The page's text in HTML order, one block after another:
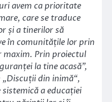
avem ca prioritate
care se traduce
și a tinerilor să
în comunitățile lor prin
Prin proiectul
la tine acasă”,
„Discuții din inimă“,
a educației